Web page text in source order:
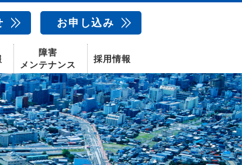
お申し込み
新潟センター
障害
メンテナンス
採用情報
新卒採用
中途採用